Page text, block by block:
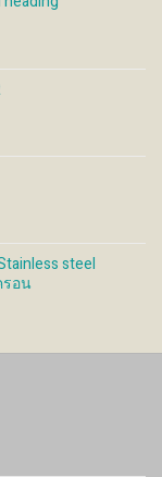
steel
รอน